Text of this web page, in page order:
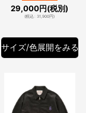
29,000円(税別)
(税込: 31,900円)
サイズ/色展開をみる